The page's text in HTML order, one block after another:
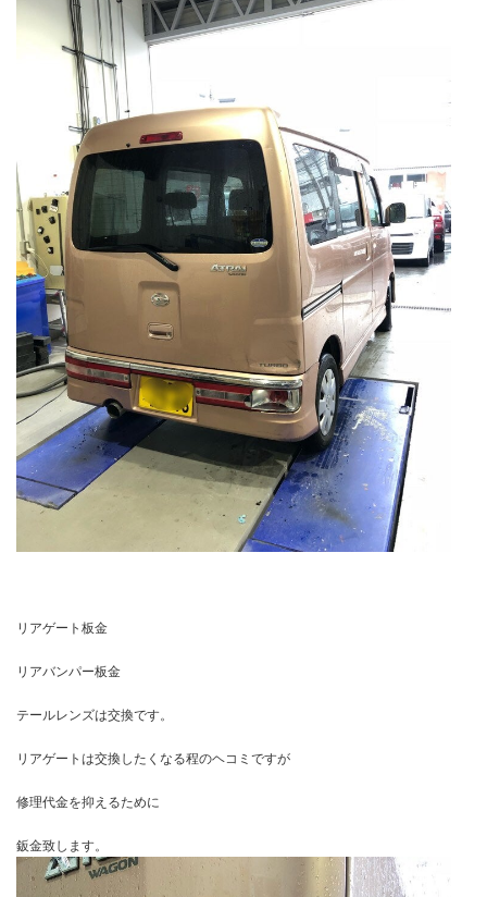
リアゲート板金
リアバンパー板金
テールレンズは交換です。
リアゲートは交換したくなる程のヘコミですが
修理代金を抑えるために
鈑金致します。